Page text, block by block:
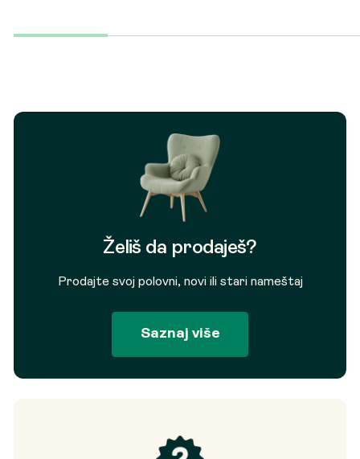
Želiš da prodaješ?
Prodajte svoj polovni, novi ili stari nameštaj
Saznaj više